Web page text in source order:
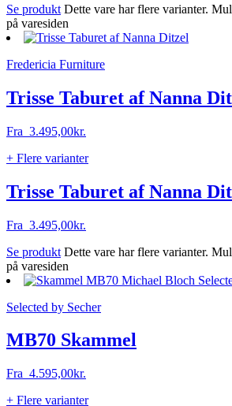
Se produkt Dette vare har flere varianter.
på varesiden
Fredericia Furniture
Trisse Taburet af Nanna
Fra 3.495,00kr.
+ Flere varianter
Trisse Taburet af Nanna
Fra 3.495,00kr.
Se produkt Dette vare har flere varianter.
på varesiden
Selected by Secher
MB70 Skammel
Fra 4.595,00kr.
+ Flere varianter